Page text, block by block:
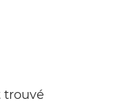
trouvé